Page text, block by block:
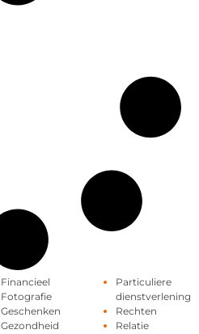
Financieel
Fotografie
Geschenken
Gezondheid
Particuliere
dienstverlening
Rechten
Relatie